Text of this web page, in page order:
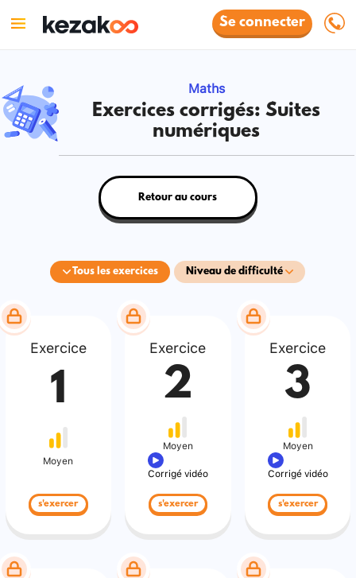
Se connecter
Maths
Exercices corrigés: Suites
numériques
Tous les exercices Niveau de difficulté
Retour au cours
Exercice
1
Moyen
s'exercer
Exercice
2
Moyen
Corrigé vidéo
s'exercer
Exercice
3
Moyen
Corrigé vidéo
s'exercer